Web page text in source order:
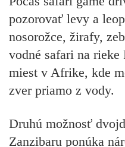
pozorovať levy a
nosorožce, žirafy,
vodné safari na
miest v Afrike, kde
zver priamo z vody.
Druhú možnosť
Zanzibaru ponúka